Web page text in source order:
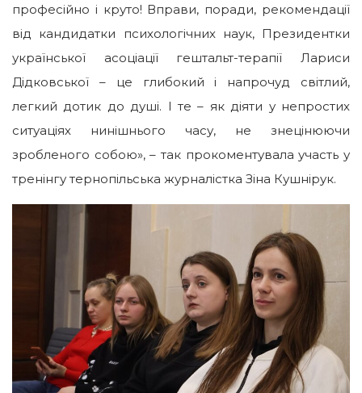
професійно і круто! Вправи, поради, рекомендації
від кандидатки психологічних наук, Президентки
української асоціації гештальт-терапії Лариси
Дідковської – це глибокий і напрочуд світлий,
легкий дотик до душі. І те – як діяти у непростих
ситуаціях нинішнього часу, не знецінюючи
зробленого собою», – так прокоментувала участь у
тренінгу тернопільська журналістка Зіна Кушнірук.